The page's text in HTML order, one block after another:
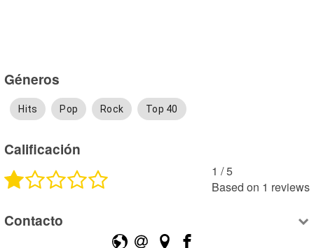
Géneros
Hits Pop Rock Top 40
Calificación
1 /5
Based on 1 reviews
Contacto